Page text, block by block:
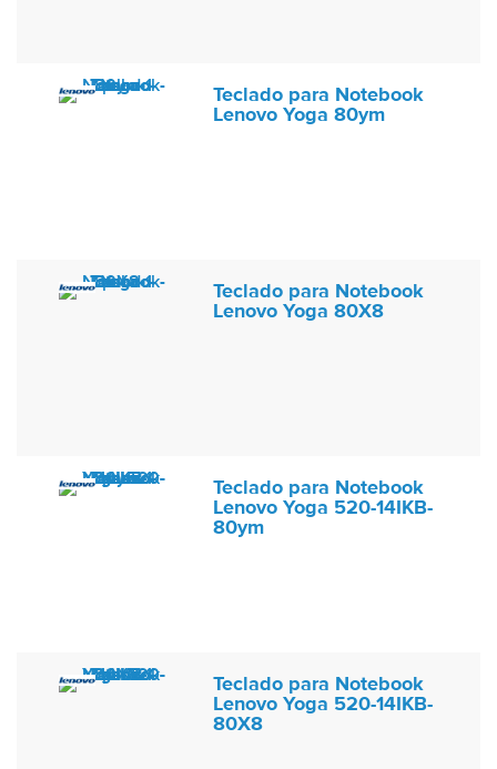
Teclado para Notebook
Lenovo Yoga 80ym
Teclado para Notebook
Lenovo Yoga 80X8
Teclado para Notebook
Lenovo Yoga 520-14IKB-
80ym
Teclado para Notebook
Lenovo Yoga 520-14IKB-
80X8